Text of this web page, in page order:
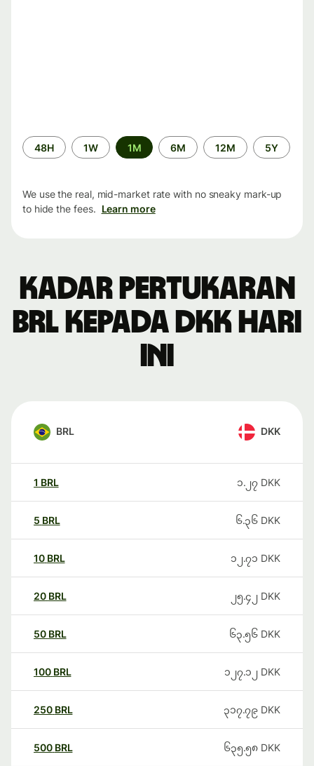
Time
period
48H 1W 1M 6M 12M 5Y
We use the real, mid-market rate with no sneaky mark-up
to hide the fees. Learn more
Kadar pertukaran
BRL kepada DKK hari
ini
BRL DKK
1 BRL ၁.၂၇ DKK
5 BRL ၆.၃၆ DKK
10 BRL ၁၂.၇၁ DKK
20 BRL ၂၅.၄၂ DKK
50 BRL ၆၃.၅၆ DKK
100 BRL ၁၂၇.၁၂ DKK
250 BRL ၃၁၇.၇၉ DKK
500 BRL ၆၃၅.၅၈ DKK